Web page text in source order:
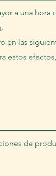
a una hora
.
las
estos
de